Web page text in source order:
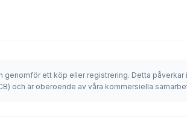
genomför ett köp eller registrering. Detta
och är oberoende av våra kommersiella